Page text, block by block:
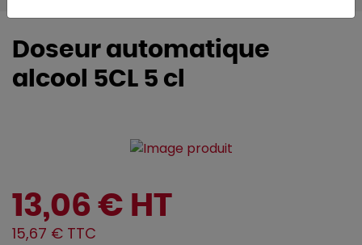
Doseur automatique
alcool 5CL 5 cl
13,06 € HT
15,67 € TTC